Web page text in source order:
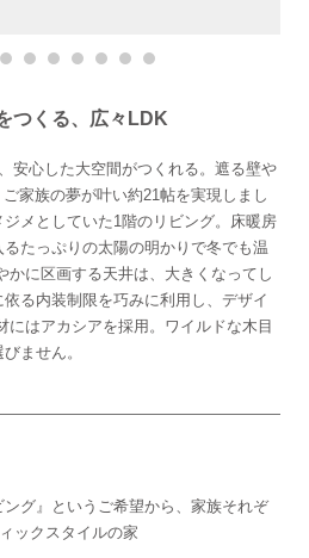
つくる、広々LDK
安心した大空間がつくれる。遮る壁や
家族の夢が叶い約21帖を実現しまし
メとしていた1階のリビング。床暖房
たっぷりの太陽の明かりで冬でも温
かに区画する天井は、大きくなってし
る内装制限を巧みに利用し、デザイ
にはアカシアを採用。ワイルドな木目
ません。
ング』というご希望から、家族それぞ
ックスタイルの家